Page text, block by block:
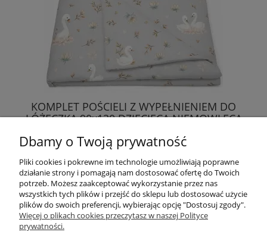
KOMPLET POŚCIELI Z WYPEŁNIENIEM DO
ŁÓŻECZKA 90x120 DZIECIĘCA NIEMOWLĘCA
47,99 zł
DO KOSZYKA
Dbamy o Twoją prywatność
Pliki cookies i pokrewne im technologie umożliwiają poprawne
działanie strony i pomagają nam dostosować ofertę do Twoich
potrzeb. Możesz zaakceptować wykorzystanie przez nas
wszystkich tych plików i przejść do sklepu lub dostosować użycie
plików do swoich preferencji, wybierając opcję "Dostosuj zgody".
Więcej o plikach cookies przeczytasz w naszej Polityce
prywatności.